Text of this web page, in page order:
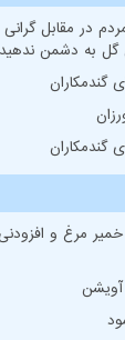
در مقابل
گل به دشمن ندهید
خمیر مرغ و